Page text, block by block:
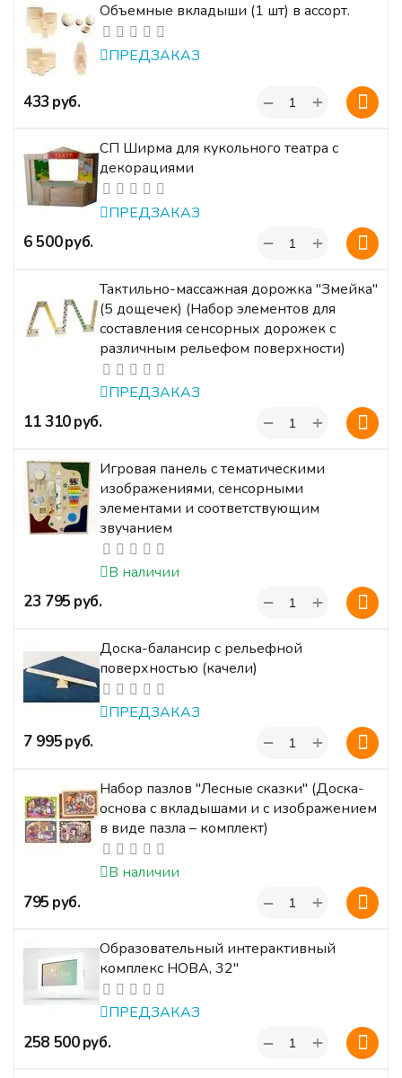
Объемные вкладыши (1 шт) в ассорт.
ПРЕДЗАКАЗ
‍433‍руб. +
−
СП Ширма для кукольного театра с
декорациями
ПРЕДЗАКАЗ
‍6 500‍руб. +
−
Тактильно-массажная дорожка "Змейка"
(5 дощечек) (Набор элементов для
составления сенсорных дорожек с
различным рельефом поверхности)
ПРЕДЗАКАЗ
‍11 310‍руб. +
−
Игровая панель с тематическими
изображениями, сенсорными
элементами и соответствующим
звучанием
В наличии
‍23 795‍ руб. +
−
Доска-балансир с рельефной
поверхностью (качели)
ПРЕДЗАКАЗ
‍7 995‍руб. +
−
Набор пазлов "Лесные сказки" (Доска-
основа с вкладышами и с изображением
в виде пазла – комплект)
В наличии
‍795‍ руб. +
−
Образовательный интерактивный
комплекс НОВА, 32"
ПРЕДЗАКАЗ
‍258 500‍руб. +
−